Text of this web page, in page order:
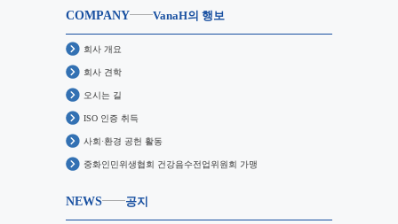
COMPANY VanaH의 행보
회사 개요
회사 견학
오시는 길
ISO 인증 취득
사회·환경 공헌 활동
중화인민위생협회 건강음수전업위원회 가맹
NEWS 공지